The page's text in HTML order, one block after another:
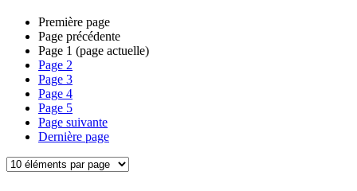
Première page
Page précédente
Page 1 (page actuelle)
Page 2
Page 3
Page 4
Page 5
Page suivante
Dernière page